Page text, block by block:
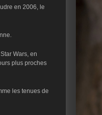
en 2006, le
Wars, en
plus proches
les tenues de